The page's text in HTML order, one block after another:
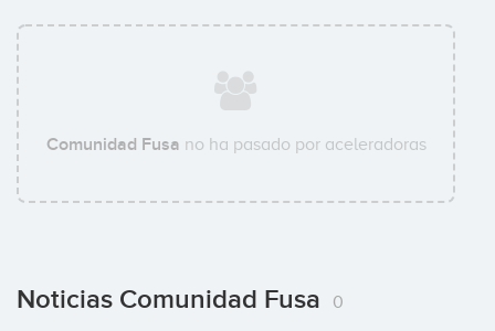
Comunidad Fusa no ha pasado por aceleradoras
Noticias Comunidad Fusa 0